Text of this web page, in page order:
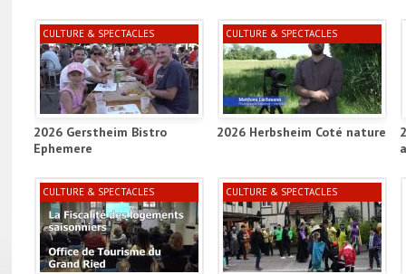
CULTURE & SPECTACLES
2026 Gerstheim Bistro
Ephemere
CULTURE & SPECTACLES
2026 Herbsheim Coté nature
CULTURE & SPECTACLES CULTURE & SPECTACLES